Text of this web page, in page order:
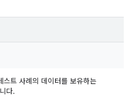
스트 사례의 데이터를 보유하는
다.